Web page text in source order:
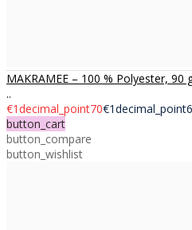
MAKRAMEE – 100 % Polyester, 90
..
€1decimal_point70
button_cart
button_compare
button_wishlist